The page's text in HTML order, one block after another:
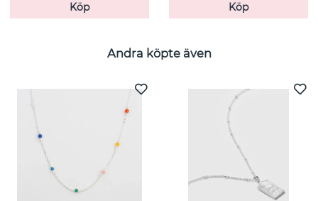
Köp
Köp
Andra köpte även